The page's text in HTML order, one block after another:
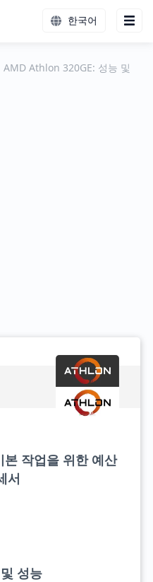
한국어
AMD Athlon 320GE: 성능 및
작업을 위한 예산
서
성능